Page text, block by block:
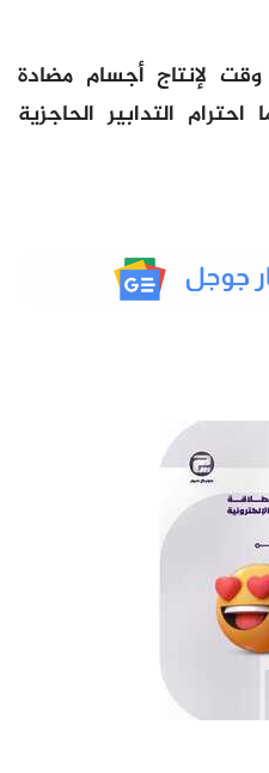
لإنتاج أجسام مضادة
التدابير الحاجزية